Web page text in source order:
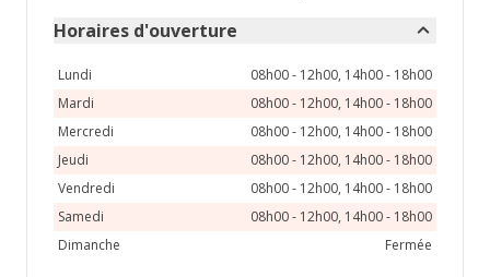
14
21 23 24 25
Horaires d'ouverture
Lundi
08h00 - 12h00, 14h00 - 18h00
Mardi
08h00 - 12h00, 14h00 - 18h00
Mercredi
08h00 - 12h00, 14h00 - 18h00
Jeudi
08h00 - 12h00, 14h00 - 18h00
Vendredi
08h00 - 12h00, 14h00 - 18h00
Samedi
08h00 - 12h00, 14h00 - 18h00
Dimanche
Fermée